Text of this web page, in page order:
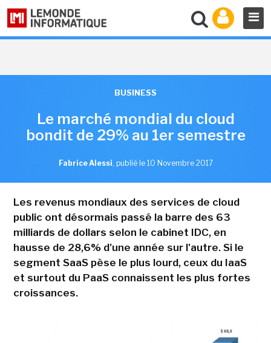
BUSINESS
Le marché mondial du cloud
bondit de 29% au 1er semestre
Fabrice Alessi, publié le 10 Novembre 2017
Les revenus mondiaux des services de cloud
public ont désormais passé la barre des 63
milliards de dollars selon le cabinet IDC, en
hausse de 28,6% d'une année sur l'autre. Si le
segment SaaS pèse le plus lourd, ceux du IaaS
et surtout du PaaS connaissent les plus fortes
croissances.